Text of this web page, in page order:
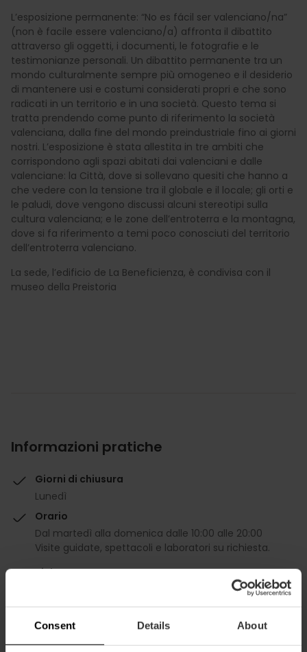
Consent Details About
L’esposizione permanente: “No es fácil ser valenciano/na”
(non è facile essere valenciano/a) affronta il dibattito
attraverso gli oggetti, i documenti, le fotografie e le
testimonianze personali. Un dibattito permanente tra un
mondo culturalmente sempre più omogeneo e il desiderio
di mantenere usi e costumi considerati propri e che sono
radicati in un territorio e in una società. Questo tema si
tratta prendendo come punto di riferimento la società
valenciana, dalla fine del mondo preindustriale fino ai giorni
nostri. L’esposizione è stata allestita in tre ambiti che
corrispondono agli spazi abitati dai valenciani e dalle
valenciane: la Città, dove si sollevano quesiti che hanno a
che vedere con la tensione tra il globale e il locale; gli orti e
le paludi, dove vengono discussi alcuni stereotipi sulla
cultura valenciana; e le zone dell’entroterra e la montagna,
dove si fa riferimento a temi poco conosciuti del territorio
dell’entroterra valenciano.
La sede, l’edificio de La Beneficienza, è condivisa con il
museo della Preistoria
Informazioni pratiche
Giorni di chiusura
Lunedì
Orario
Dal martedì alla domenica dalle 10:00 alle 20:00
Visite guidate, spettacoli e laboratori su richiesta.
Tickets
Visite di concertazione: +34 963 883 565